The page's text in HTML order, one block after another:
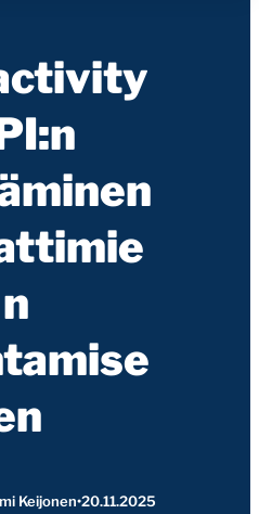
n
Keijonen•20.11.2025